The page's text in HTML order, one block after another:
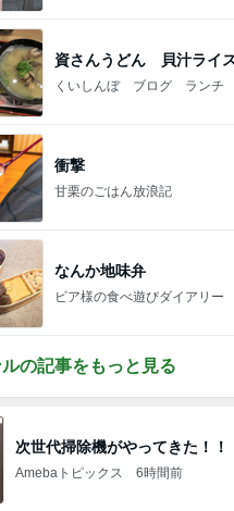
資さんうどん 貝汁ライ
くいしんぼ ブログ ランチ
衝撃
甘栗のごはん放浪記
なんか地味弁
ビア様の食べ遊びダイアリー
の記事をもっと見る
次世代掃除機がやってきた！！
Amebaトピックス 6時間前